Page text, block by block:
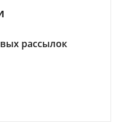
рассылок